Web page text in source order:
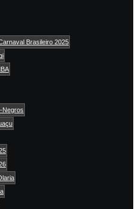
Brasileiro 2025
Negros